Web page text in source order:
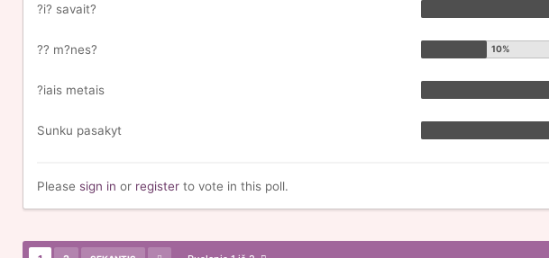
?i? savait?
?? m?nes?
?iais metais
Sunku pasakyt
Please sign in or register to vote in this poll.